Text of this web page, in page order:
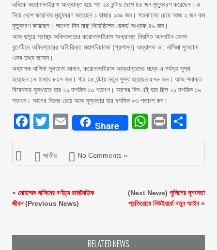
এদিকে করোনাভাইরাস আক্রান্ত হয়ে গত ২৪ ঘন্টায় দেশে ৪৪ জন মৃত্যুবরণ করেছেন। এ
নিয়ে দেশে করোনায় মৃত্যুবরণ করেছেন ১ হাজার ১৩৯ জন। গতকালের চেয়ে আজ ২ জন কম
মৃত্যুবরণ করেছেন। আগের দিন মারা গিয়েছিলেন রেকর্ড সংখ্যক ৪৬ জন।
আজ দুপুরে স্বাস্থ্য অধিদফতরের করোনাভাইরাস সংক্রান্ত নিয়মিত অনলাইন হেলথ
বুলেটিনে অধিদপ্তরের অতিরিক্ত মহাপরিচালক (প্রশাসন) অধ্যাপক ডা. নাসিমা সুলতানা
এসব তথ্য জানান।
অধ্যাপক নাসিমা সুলতানা জানান, করোনাভাইরাস আক্রান্তদের মধ্যে এ পর্যন্ত সুস্থ
হয়েছেন ১৭ হাজার ৮২৭ জন। গত ২৪ ঘন্টায় নতুন সুস্থ হয়েছেন ৫৭৮ জন। আজ শনাক্ত
বিবেচনায় সুস্থতার হার ২১ দশমিক ১৩ শতাংশ। আগের দিন এই হার ছিল ২১ দশমিক ১৬
শতাংশ। আগের দিনের চেয়ে আজ সুস্থতার হার দশমিক ০৩ শতাংশ কম।
Facebook
Twitter
EmailShare Print
জাতীয় No Comments »
« মোহাম্মদ নাসিমের বর্ণাঢ্য রাজনৈতিক
জীবন(Previous News)
(Next News) পুলিশের নৃশংসতা
প্রতিরোধে নিউইয়র্কে নতুন আইন»
RELATED NEWS